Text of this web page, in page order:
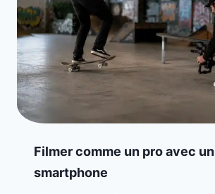
Filmer comme un pro avec un
smartphone